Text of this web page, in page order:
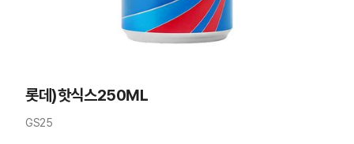
롯데)핫식스250ML
GS25